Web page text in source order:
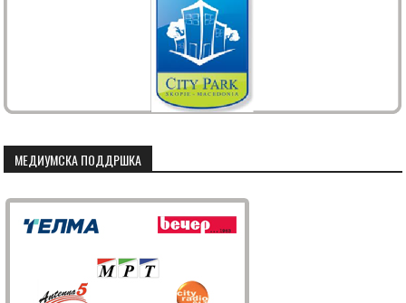
МЕДИУМСКА ПОДДРШКА